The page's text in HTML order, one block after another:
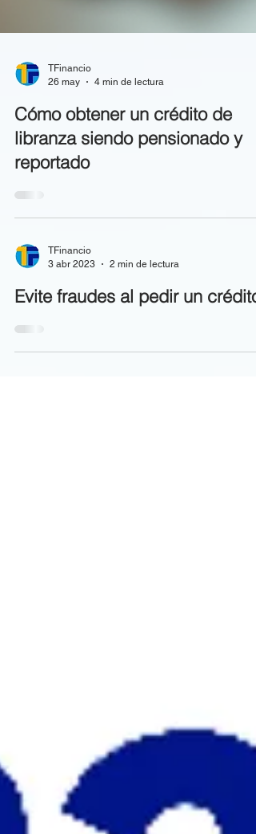
26 may
4 min de lectura
Cómo obtener un crédito de
libranza siendo pensionado y
reportado
3 abr 2023
2 min de lectura
Evite fraudes al pedir un crédito